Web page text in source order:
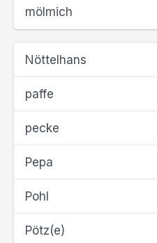
mölmich
Nöttelhans
paffe
pecke
Pepa
Pohl
Pötz(e)